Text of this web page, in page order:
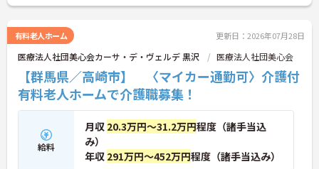
有料老人ホーム 更新日：2026年07月28日
医療法人社団美心会カーサ・デ・ヴェルデ 黒沢 医療法人社団美心会
【群馬県／高崎市】 〈マイカー通勤可〉介護付
有料老人ホームで介護職募集！
給料
月収 20.3万円～31.2万円程度（諸手当込
み）
年収 291万円～452万円程度（諸手当込み）